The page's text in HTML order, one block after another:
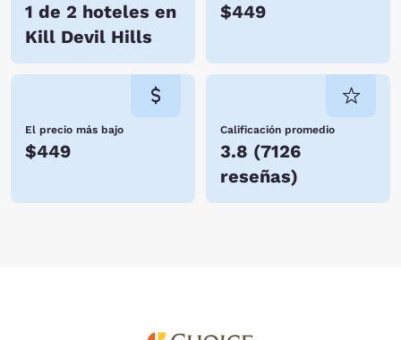
1 de 2 hoteles en
Kill Devil Hills
$449
El precio más bajo
$449
Calificación promedio
3.8 (7126
reseñas)